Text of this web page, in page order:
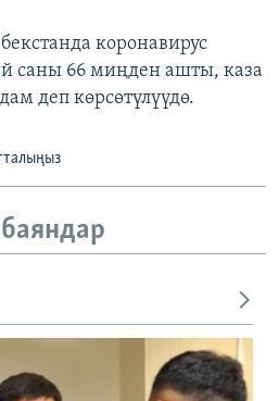
коронавирус
саны 66 миңден ашты, каза
деп көрсөтүлүүдө.